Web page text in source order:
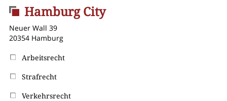
Hamburg City
Neuer Wall 39
20354 Hamburg
Arbeitsrecht
Strafrecht
Verkehrsrecht